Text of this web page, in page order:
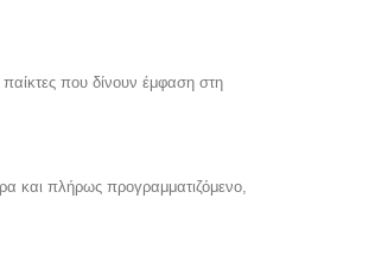
που δίνουν έμφαση στη
και πλήρως προγραμματιζόμενο,